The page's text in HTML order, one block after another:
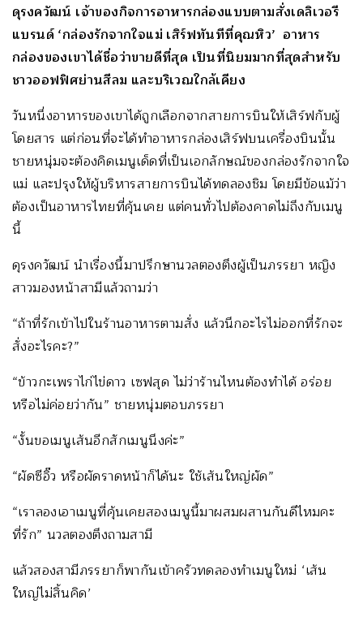
ดุรงควัฒน์ เจ้าของกิจการอาหารกล่องแบบตามสั่งเดลิเวอรี
แบรนด์ ‘กล่องรักจากใจแม่ เสิร์ฟทันทีที่คุณหิว’ อาหาร
กล่องของเขาได้ชื่อว่าขายดีที่สุด เป็นที่นิยมมากที่สุดสำหรับ
ชาวออฟฟิศย่านสีลม และบริเวณใกล้เคียง
วันหนึ่งอาหารของเขาได้ถูกเลือกจากสายการบินให้เสิร์ฟกับผู้
โดยสาร แต่ก่อนที่จะได้ทำอาหารกล่องเสิร์ฟบนเครื่องบินนั้น
ชายหนุ่มจะต้องคิดเมนูเด็ดที่เป็นเอกลักษณ์ของกล่องรักจากใจ
แม่ และปรุงให้ผู้บริหารสายการบินได้ทดลองชิม โดยมีข้อแม้ว่า
ต้องเป็นอาหารไทยที่คุ้นเคย แต่คนทั่วไปต้องคาดไม่ถึงกับเมนู
นี้
ดุรงควัฒน์ นำเรื่องนี้มาปรึกษานวลตองตึงผู้เป็นภรรยา หญิง
สาวมองหน้าสามีแล้วถามว่า
“ถ้าที่รักเข้าไปในร้านอาหารตามสั่ง แล้วนึกอะไรไม่ออกที่รักจะ
สั่งอะไรคะ?”
“ข้าวกะเพราไก่ไข่ดาว เซฟสุด ไม่ว่าร้านไหนต้องทำได้ อร่อย
หรือไม่ค่อยว่ากัน” ชายหนุ่มตอบภรรยา
“งั้นขอเมนูเส้นอีกสักเมนูนึงค่ะ”
“ผัดซีอิ๊ว หรือผัดราดหน้าก็ได้นะ ใช้เส้นใหญ่ผัด”
“เราลองเอาเมนูที่คุ้นเคยสองเมนูนี้มาผสมผสานกันดีไหมคะ
ที่รัก” นวลตองตึงถามสามี
แล้วสองสามีภรรยาก็พากันเข้าครัวทดลองทำเมนูใหม่ ‘เส้น
ใหญ่ไม่สิ้นคิด’